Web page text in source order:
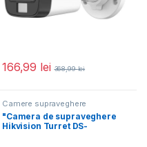
166,99 lei 368,99lei
Camere supraveghere
"Camera de supraveghere
Hikvision Turret DS-